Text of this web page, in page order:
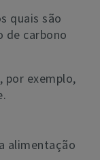
quais são
de carbono
por exemplo,
alimentação